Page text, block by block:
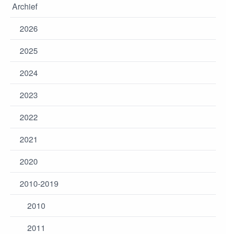
Archief
2026
2025
2024
2023
2022
2021
2020
2010-2019
2010
2011